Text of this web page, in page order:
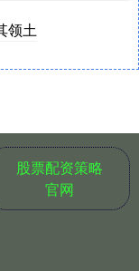
领土
股票配资策略
官网